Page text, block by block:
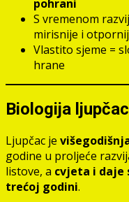
pohrani
S vremenom
mirisnije i
Vlastito sjeme =
hrane
Biologija
Ljupčac je
godine u proljeće
listove, a cvjeta i daje
trećoj godini.